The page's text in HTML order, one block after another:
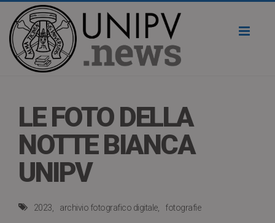
LE FOTO DELLA
NOTTE BIANCA
UNIPV
2023 archivio fotografico digitale fotografie